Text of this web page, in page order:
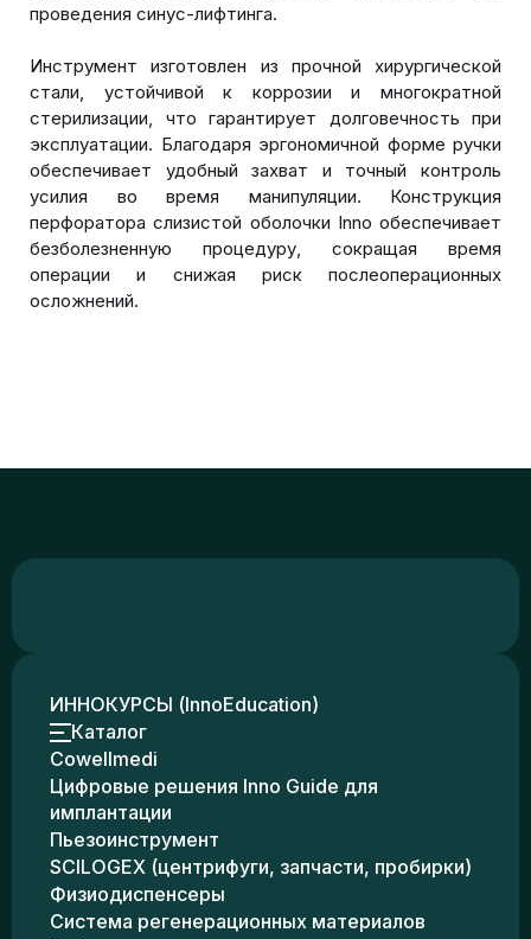
проведения синус-лифтинга.
Инструмент изготовлен из прочной хирургической
стали, устойчивой к коррозии и многократной
стерилизации, что гарантирует долговечность при
эксплуатации. Благодаря эргономичной форме ручки
обеспечивает удобный захват и точный контроль
усилия во время манипуляции. Конструкция
перфоратора слизистой оболочки Inno обеспечивает
безболезненную процедуру, сокращая время
операции и снижая риск послеоперационных
осложнений.
ИННОКУРСЫ (InnoEducation)
Каталог
Cowellmedi
Цифровые решения Inno Guide для
имплантации
Пьезоинструмент
SCILOGEX (центрифуги, запчасти, пробирки)
Физиодиспенсеры
Система регенерационных материалов